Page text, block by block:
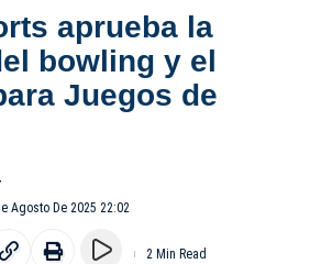
aprueba la
bowling y el
Juegos de
Agosto De 2025 22:02
2 Min Read